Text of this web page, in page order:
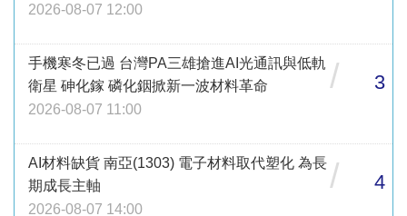
2026-08-07 12:00
手機寒冬已過 台灣PA三雄搶進AI光通訊與低軌
衛星 砷化鎵 磷化銦掀新一波材料革命
2026-08-07 11:00
/ 3
AI材料缺貨 南亞(1303) 電子材料取代塑化 為長
期成長主軸
2026-08-07 14:00
/ 4